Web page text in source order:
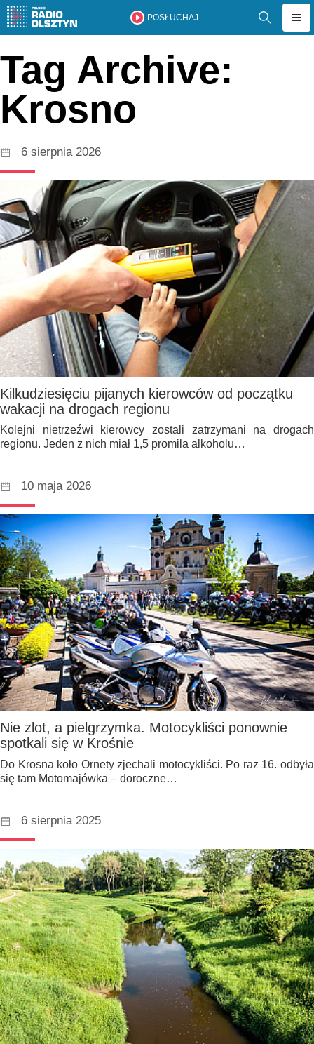
POSŁUCHAJ
Tag Archive:
Krosno
6 sierpnia 2026
Kilkudziesięciu pijanych kierowców od początku
wakacji na drogach regionu
Kolejni nietrzeźwi kierowcy zostali zatrzymani na drogach
regionu. Jeden z nich miał 1,5 promila alkoholu…
10 maja 2026
Nie zlot, a pielgrzymka. Motocykliści ponownie
spotkali się w Krośnie
Do Krosna koło Ornety zjechali motocykliści. Po raz 16. odbyła
się tam Motomajówka – doroczne…
6 sierpnia 2025